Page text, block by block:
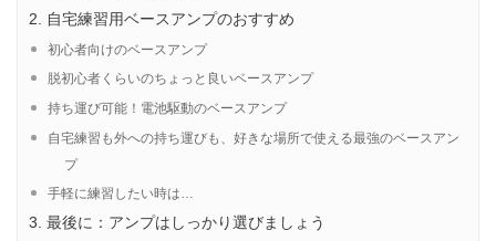
自宅練習用ベースアンプのおすすめ
初心者向けのベースアンプ
脱初心者くらいのちょっと良いベースアンプ
持ち運び可能！電池駆動のベースアンプ
自宅練習も外への持ち運びも、好きな場所で使える最強のベースアン
プ
手軽に練習したい時は…
最後に：アンプはしっかり選びましょう